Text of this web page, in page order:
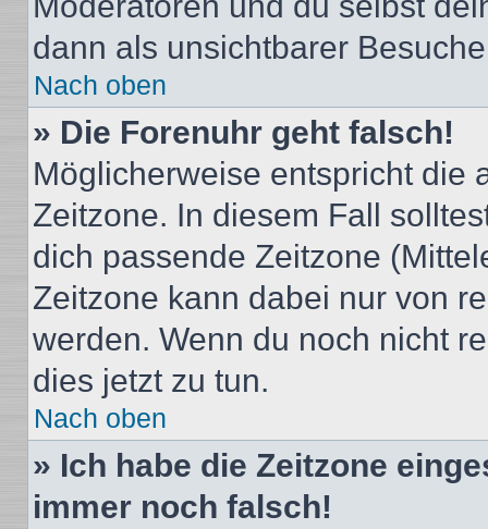
dann als unsichtbarer
Nach oben
» Die Forenuhr geht falsch!
Möglicherweise entspricht die
Zeitzone. In diesem Fall
dich passende Zeitzone
Zeitzone kann dabei nur von
werden. Wenn du noch nicht
dies jetzt zu tun.
Nach oben
» Ich habe die Zeitzone
immer noch falsch!